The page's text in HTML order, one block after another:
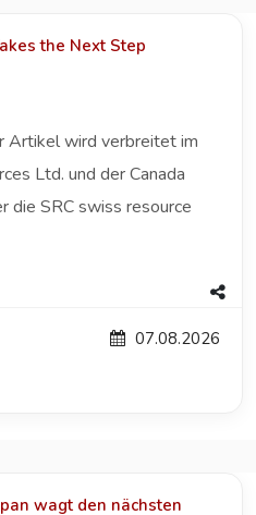
the Next Step
Artikel wird verbreitet im
Ltd. und der Canada
die SRC swiss resource
07.08.2026
wagt den nächsten